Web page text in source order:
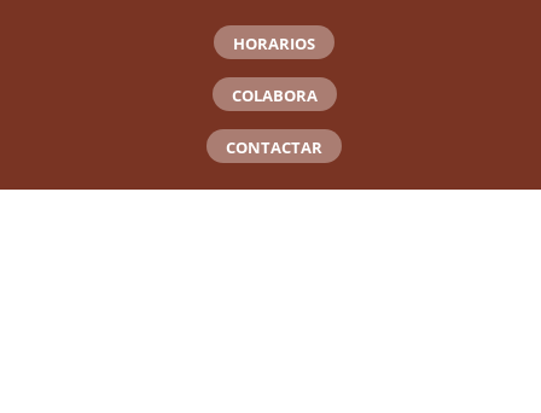
HORARIOS
COLABORA
CONTACTAR